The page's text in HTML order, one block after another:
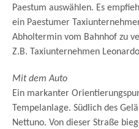
Paestum auswählen. Es
ein Paestumer
Abholtermin vom Bahnhof zu
Z.B. Taxiunternehmen
Mit dem Auto
Ein markanter
Tempelanlage. Südlich des
Nettuno. Von dieser Straße